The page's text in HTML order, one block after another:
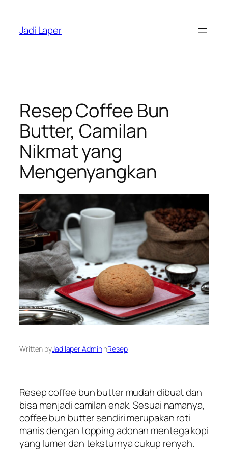
content
Jadi Laper
Resep Coffee Bun
Butter, Camilan
Nikmat yang
Mengenyangkan
Written byJadilaper AdmininResep
Resep coffee bun butter mudah dibuat dan
bisa menjadi camilan enak. Sesuai namanya,
coffee bun butter sendiri merupakan roti
manis dengantoppingadonan mentega kopi
yang lumer dan teksturnya cukup renyah.